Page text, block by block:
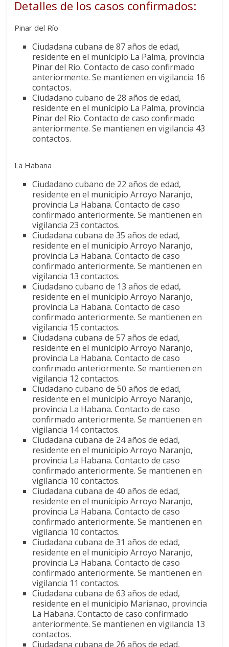
Detalles de los casos confirmados:
Pinar del Río
Ciudadana cubana de 87 años de edad,
residente en el municipio La Palma, provincia
Pinar del Río. Contacto de caso confirmado
anteriormente. Se mantienen en vigilancia 16
contactos.
Ciudadano cubano de 28 años de edad,
residente en el municipio La Palma, provincia
Pinar del Río. Contacto de caso confirmado
anteriormente. Se mantienen en vigilancia 43
contactos.
La Habana
Ciudadano cubano de 22 años de edad,
residente en el municipio Arroyo Naranjo,
provincia La Habana. Contacto de caso
confirmado anteriormente. Se mantienen en
vigilancia 23 contactos.
Ciudadana cubana de 35 años de edad,
residente en el municipio Arroyo Naranjo,
provincia La Habana. Contacto de caso
confirmado anteriormente. Se mantienen en
vigilancia 13 contactos.
Ciudadano cubano de 13 años de edad,
residente en el municipio Arroyo Naranjo,
provincia La Habana. Contacto de caso
confirmado anteriormente. Se mantienen en
vigilancia 15 contactos.
Ciudadana cubana de 57 años de edad,
residente en el municipio Arroyo Naranjo,
provincia La Habana. Contacto de caso
confirmado anteriormente. Se mantienen en
vigilancia 12 contactos.
Ciudadano cubano de 50 años de edad,
residente en el municipio Arroyo Naranjo,
provincia La Habana. Contacto de caso
confirmado anteriormente. Se mantienen en
vigilancia 14 contactos.
Ciudadana cubana de 24 años de edad,
residente en el municipio Arroyo Naranjo,
provincia La Habana. Contacto de caso
confirmado anteriormente. Se mantienen en
vigilancia 10 contactos.
Ciudadana cubana de 40 años de edad,
residente en el municipio Arroyo Naranjo,
provincia La Habana. Contacto de caso
confirmado anteriormente. Se mantienen en
vigilancia 10 contactos.
Ciudadana cubana de 31 años de edad,
residente en el municipio Arroyo Naranjo,
provincia La Habana. Contacto de caso
confirmado anteriormente. Se mantienen en
vigilancia 11 contactos.
Ciudadana cubana de 63 años de edad,
residente en el municipio Marianao, provincia
La Habana. Contacto de caso confirmado
anteriormente. Se mantienen en vigilancia 13
contactos.
Ciudadana cubana de 26 años de edad,